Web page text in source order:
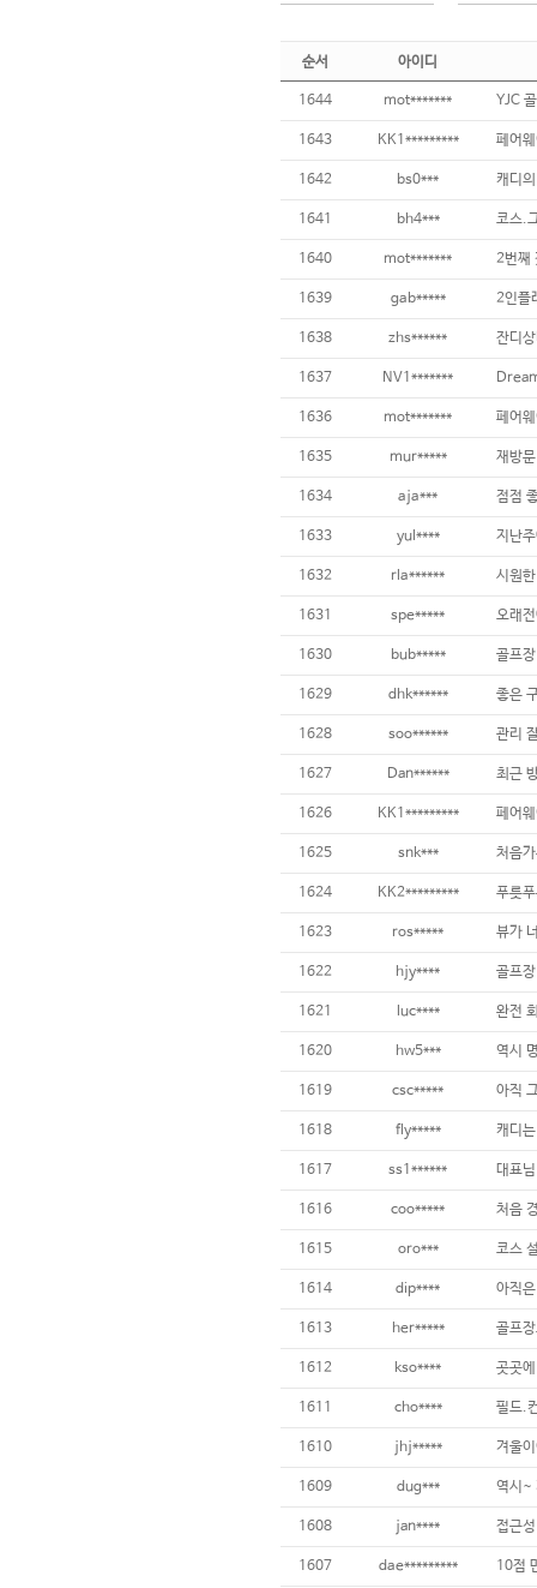
순서 아이디
1644 mot******* YJC
1643 KK1********* 페어
1642 bs0***
1641 bh4***
1640 mot******* 2번째
1639 gab*****
1638 zhs******
1637 NV1*******
1636 mot*******
1635 mur*****
1634 aja*** 점점
1633 yul****
1632 rla******
1631 spe*****
1630 bub*****
1629 dhk****** 좋은
1628 soo****** 관리
1627 Dan******
1626 KK1********* 페어
1625 snk***
1624 KK2*********
1623 ros***** 뷰가
1622 hjy****
1621 luc****
1620 hw5***
1619 csc*****
1618 fly*****
1617 ss1******
1616 coo*****
1615 oro***
1614 dip**** 아직
1613 her*****
1612 kso****
1611 cho****
1610 jhj***** 겨울
1609 dug***
1608 jan****
1607 dae********* 10점